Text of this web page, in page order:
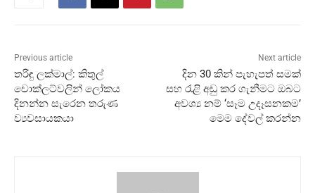
Previous article
තරිඳු ලක්මාල්: කිතුල්
චොක්ලට්වලින් ලෝකය
දිනන්න සැරෙන තරුණ
ව්‍යවසායකයා
Next article
දින 30 කින් පැහැපත් සමක්
සහ රැළි අඩු කර ගැනීමට ඔබට
අවශ්‍ය නම් ‘සෑම උදෑසනකම’
මෙම දේවල් කරන්න